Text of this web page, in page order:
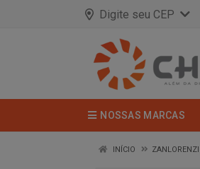
Digite seu CEP
NOSSAS MARCAS
INÍCIO ZANLORENZI